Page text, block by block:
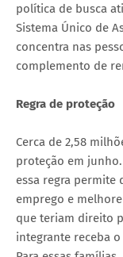
política de busca
Sistema Único de
concentra nas
complemento de
Regra de proteção
Cerca de 2,58
proteção em
essa regra permite
emprego e
que teriam direito
integrante receba